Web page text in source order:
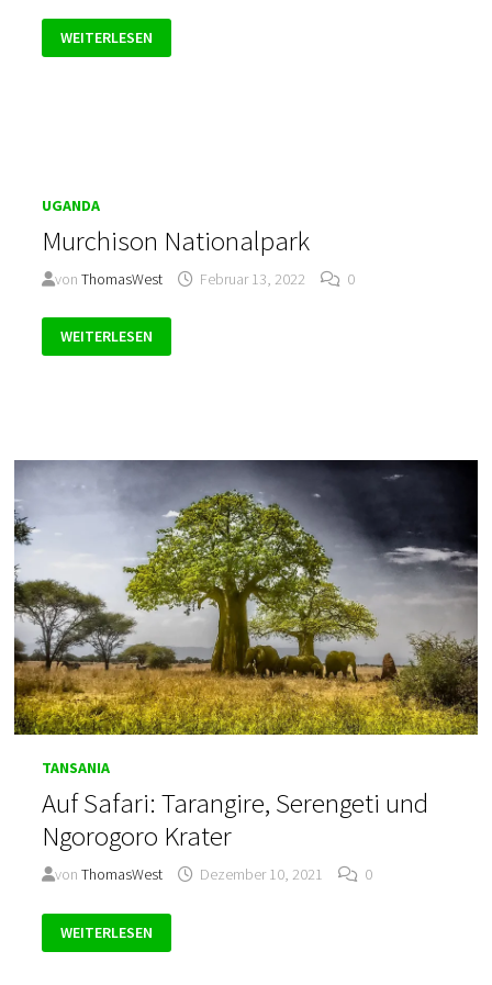
RUVUBU
NATIONALPARK
WEITERLESEN
UGANDA
Murchison Nationalpark
vonThomasWest Februar 13, 2022 0
MURCHISON
NATIONALPARK
WEITERLESEN
TANSANIA
Auf Safari: Tarangire, Serengeti und
Ngorogoro Krater
vonThomasWest Dezember 10, 2021 0
SAFARI:
TARANGIRE,
WEITERLESEN